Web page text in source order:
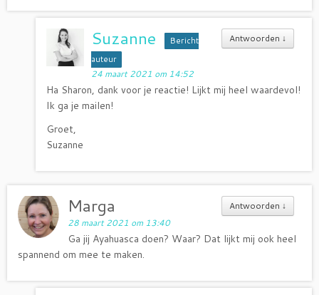
Antwoorden ↓
Suzanne
Bericht
auteur
24 maart 2021 om 14:52
Ha Sharon, dank voor je reactie! Lijkt mij heel waardevol!
Ik ga je mailen!
Groet,
Suzanne
Antwoorden ↓
Marga
28 maart 2021 om 13:40
Ga jij Ayahuasca doen? Waar? Dat lijkt mij ook heel
spannend om mee te maken.